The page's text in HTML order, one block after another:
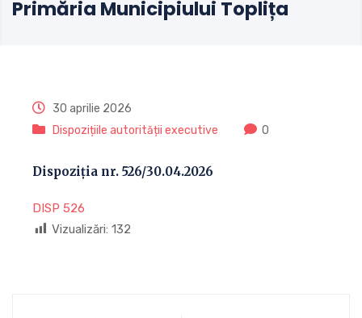
Primăria Municipiului Toplița
30 aprilie 2026
Dispozițiile autorității executive
0
Dispoziția nr. 526/30.04.2026
DISP 526
Vizualizări: 132